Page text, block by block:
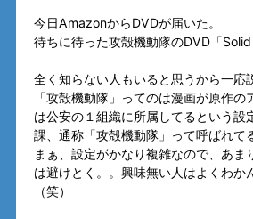
今日AmazonからDVDが届いた。
待ちに待った攻殻機動隊のDVD「
全く知らない人もいると思うから一応
「攻殻機動隊」ってのは漫画が原作の
は公安の１組織に所属してるという設
課、通称「攻殻機動隊」って呼ばれて
まぁ、設定がかなり複雑なので、あま
は避けとく。。興味無い人はよくわか
（笑）